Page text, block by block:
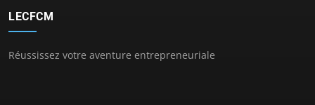
LECFCM
Réussissez votre aventure entrepreneuriale